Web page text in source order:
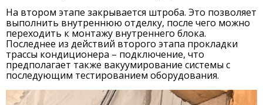
На втором этапе закрывается штроба. Это позволяет
выполнить внутреннюю отделку, после чего можно
переходить к монтажу внутреннего блока.
Последнее из действий второго этапа прокладки
трассы кондиционера – подключение, что
предполагает также вакуумирование системы с
последующим тестированием оборудования.